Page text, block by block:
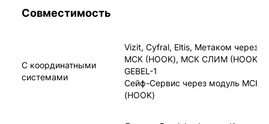
Совместимость
С координатными
системами
Vizit, Cyfral, Eltis, Метаком через
МСК (HOOK), МСК СЛИМ (HOOK),
GEBEL-1
Сейф-Сервис через модуль МСК-
(HOOK)